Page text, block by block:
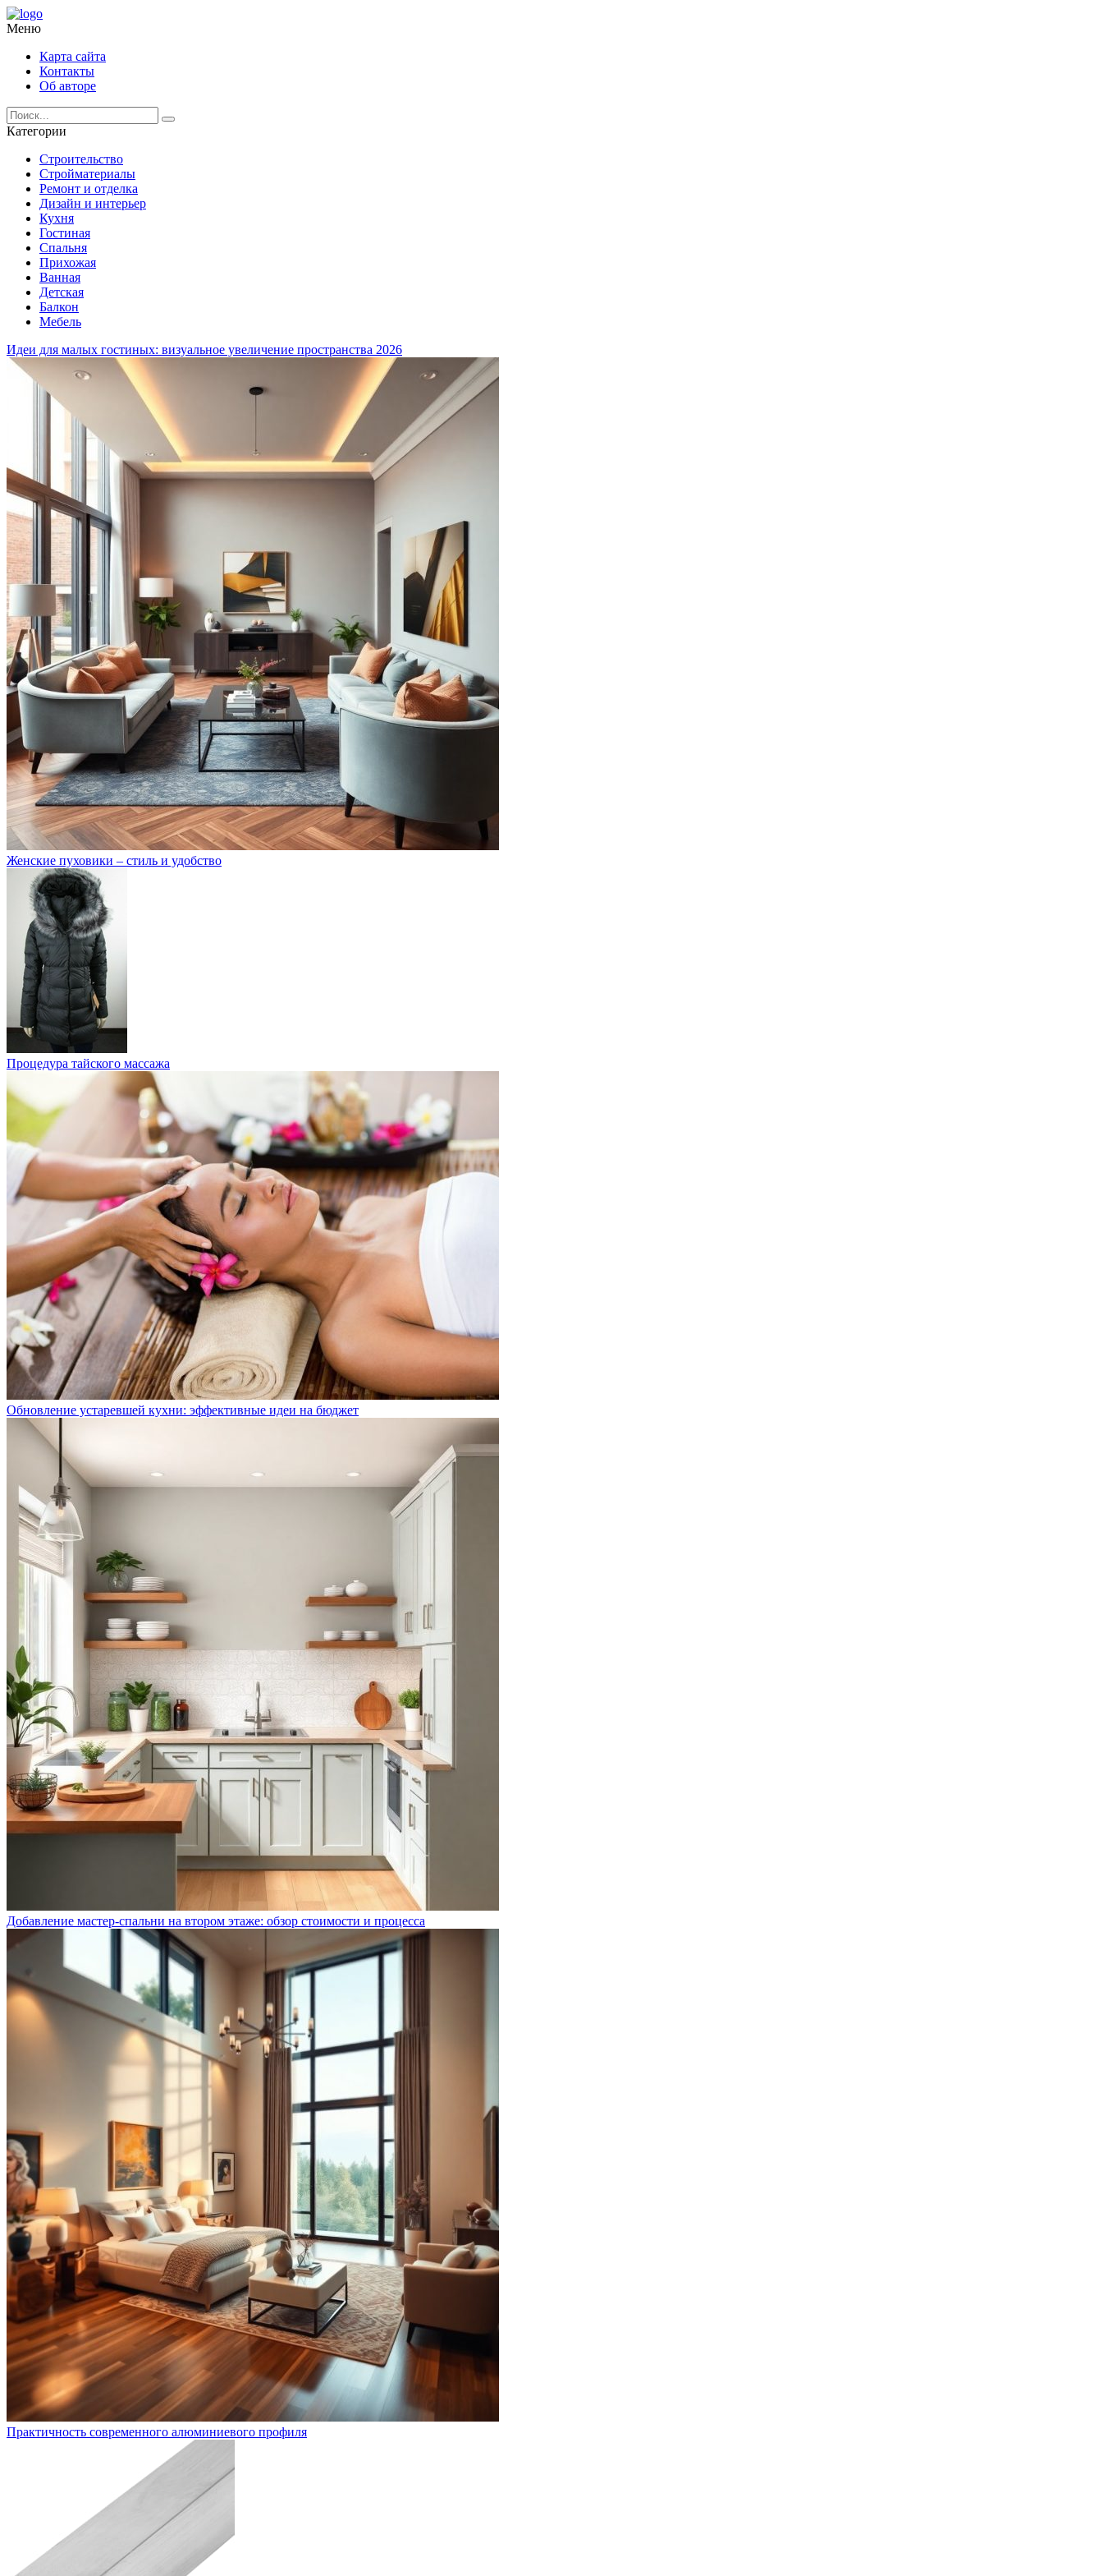
Меню
Карта сайта
Контакты
Об авторе
Категории
Строительство
Стройматериалы
Ремонт и отделка
Дизайн и интерьер
Кухня
Гостиная
Спальня
Прихожая
Ванная
Детская
Балкон
Мебель
Идеи для малых гостиных: визуальное увеличение пространства 2026
Женские пуховики – стиль и удобство
Процедура тайского массажа
Обновление устаревшей кухни: эффективные идеи на бюджет
Добавление мастер-спальни на втором этаже: обзор стоимости и процесса
Практичность современного алюминиевого профиля